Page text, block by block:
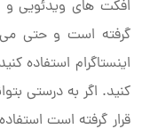
افکت های ویدئویی و
گرفته است و حتی می
اینستاگرام استفاده
کنید. اگر به درستی
قرار گرفته است